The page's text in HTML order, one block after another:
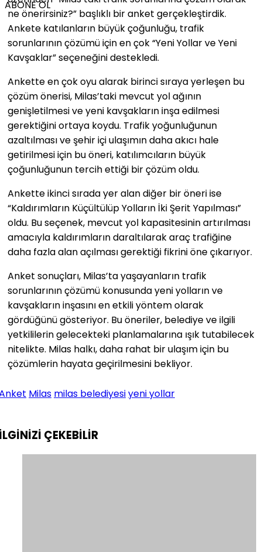
ABONE OL
ne önerirsiniz?” başlıklı bir anket gerçekleştirdik.
Ankete katılanların büyük çoğunluğu, trafik
sorunlarının çözümü için en çok “Yeni Yollar ve Yeni
Kavşaklar” seçeneğini destekledi.
Ankette en çok oyu alarak birinci sıraya yerleşen bu
çözüm önerisi, Milas’taki mevcut yol ağının
genişletilmesi ve yeni kavşakların inşa edilmesi
gerektiğini ortaya koydu. Trafik yoğunluğunun
azaltılması ve şehir içi ulaşımın daha akıcı hale
getirilmesi için bu öneri, katılımcıların büyük
çoğunluğunun tercih ettiği bir çözüm oldu.
Ankette ikinci sırada yer alan diğer bir öneri ise
“Kaldırımların Küçültülüp Yolların İki Şerit Yapılması”
oldu. Bu seçenek, mevcut yol kapasitesinin artırılması
amacıyla kaldırımların daraltılarak araç trafiğine
daha fazla alan açılması gerektiği fikrini öne çıkarıyor.
Anket sonuçları, Milas’ta yaşayanların trafik
sorunlarının çözümü konusunda yeni yolların ve
kavşakların inşasını en etkili yöntem olarak
gördüğünü gösteriyor. Bu öneriler, belediye ve ilgili
yetkililerin gelecekteki planlamalarına ışık tutabilecek
nitelikte. Milas halkı, daha rahat bir ulaşım için bu
çözümlerin hayata geçirilmesini bekliyor.
Milas milas belediyesiyeni yollar
ÇEKEBİLİR